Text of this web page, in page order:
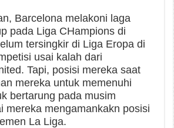
Barcelona melakoni laga
pada Liga CHampions di
tersingkir di Liga Eropa di
usai kalah dari
Tapi, posisi mereka saat
mereka untuk memenuhi
bertarung pada musim
mereka mengamankakn posisi
La Liga.